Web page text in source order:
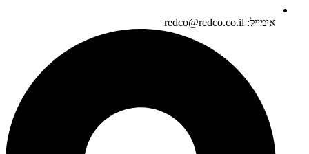
אימייל: redco@redco.co.il